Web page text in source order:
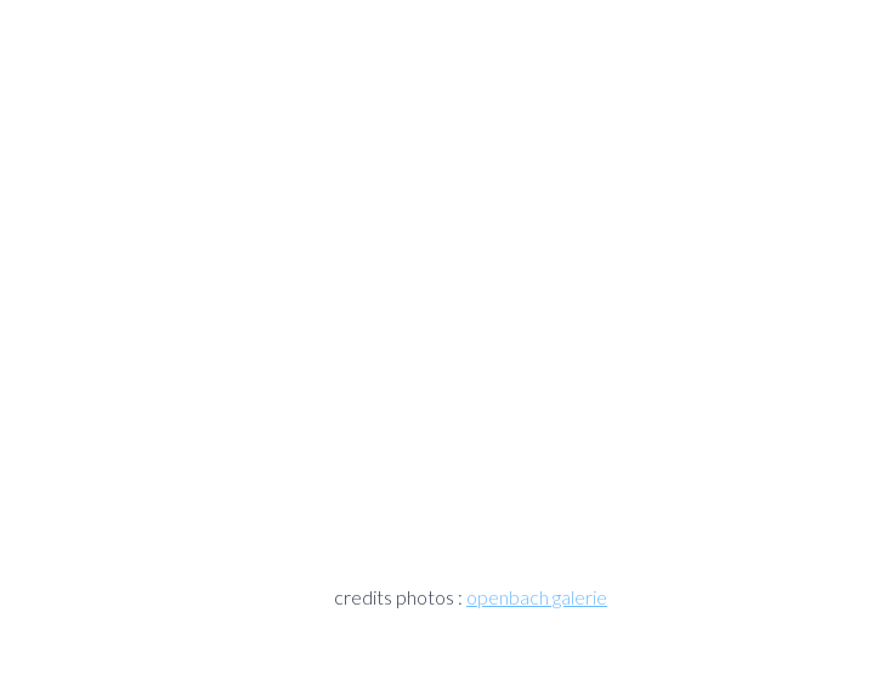
credits photos : openbach galerie